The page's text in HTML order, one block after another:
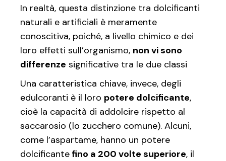
In realtà, questa distinzione tra dolcificanti
naturali e artificiali è meramente
conoscitiva, poiché, a livello chimico e dei
loro effetti sull’organismo, non vi sono
differenze significative tra le due classi
Una caratteristica chiave, invece, degli
edulcoranti è il loro potere dolcificante,
cioè la capacità di addolcire rispetto al
saccarosio (lo zucchero comune). Alcuni,
come l’aspartame, hanno un potere
dolcificante fino a 200 volte superiore, il